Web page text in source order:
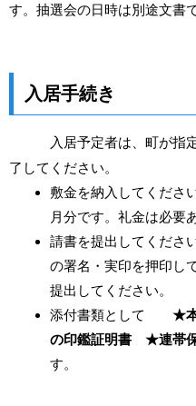
す。抽選会の日時は別途文書
入居手続き
入居予定者は、町が指
了してください。
敷金を納入してくださ
月分です。礼金は必要
請書を提出してくださ
の署名・実印を押印し
提出してください。
添付書類として ★
の印鑑証明書 ★連帯
す。